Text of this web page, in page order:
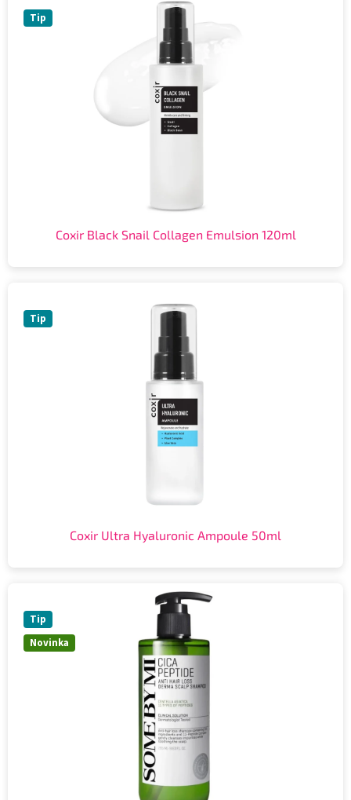
Tip
Coxir Black Snail Collagen Emulsion 120ml
Tip
Coxir Ultra Hyaluronic Ampoule 50ml
Novinka
Tip